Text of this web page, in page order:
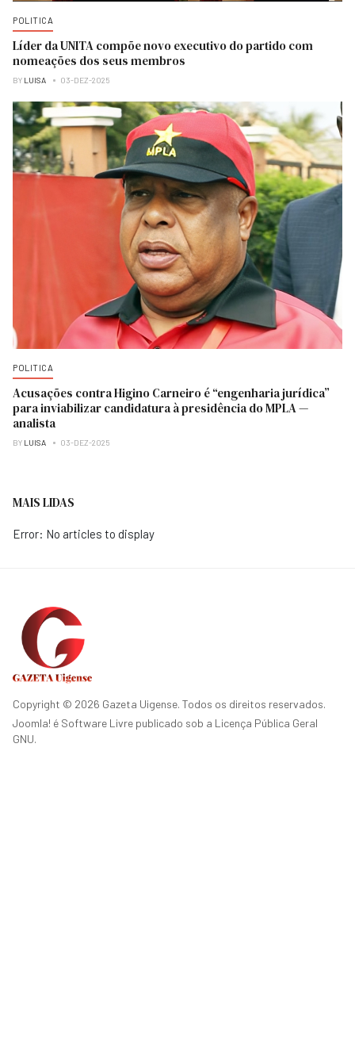
POLITICA
Líder da UNITA compõe novo executivo do partido com
nomeações dos seus membros
BY LUISA 03-DEZ-2025
POLITICA
Acusações contra Higino Carneiro é “engenharia jurídica”
para inviabilizar candidatura à presidência do MPLA —
analista
BY LUISA 03-DEZ-2025
MAIS LIDAS
Error: No articles to display
Copyright © 2026 Gazeta Uigense. Todos os direitos reservados.
Joomla! é Software Livre publicado sob a Licença Pública Geral
GNU.